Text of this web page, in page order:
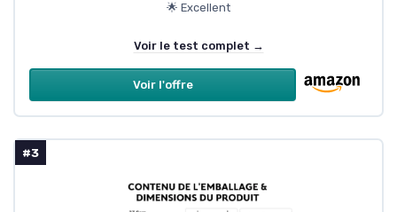
🌟 Excellent
Voir le test complet →
Voir l'offre
#3